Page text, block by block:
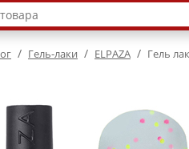
/ Гель-лаки / ELPAZA / Гель